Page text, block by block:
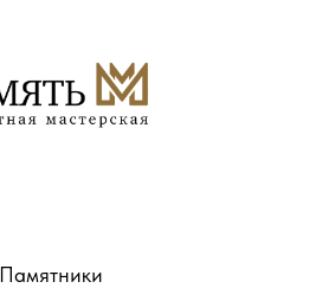
Памятники